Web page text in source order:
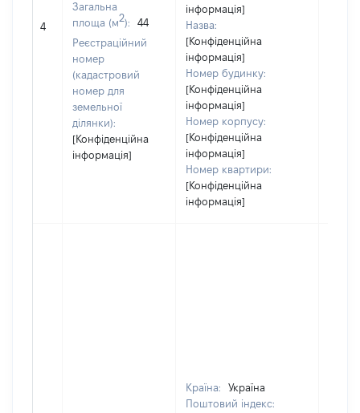
4
Загальна
площа (м2):
44
Реєстраційний
номер
(кадастровий
номер для
земельної
ділянки):
[Конфіденційна
інформація]
інформація]
Назва:
[Конфіденційна
інформація]
Номер будинку:
[Конфіденційна
інформація]
Номер корпусу:
[Конфіденційна
інформація]
Номер квартири:
[Конфіденційна
інформація]
Країна:
Україна
Поштовий індекс: